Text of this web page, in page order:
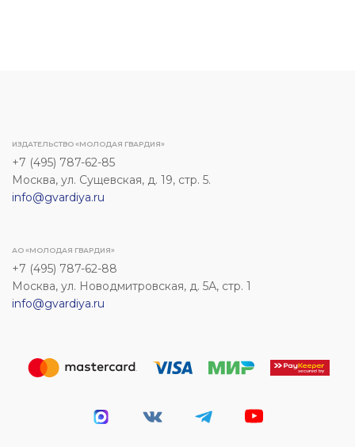
ИЗДАТЕЛЬСТВО «МОЛОДАЯ ГВАРДИЯ»
+7 (495) 787-62-85
Москва, ул. Сущевская, д. 19, стр. 5.
info@gvardiya.ru
АО «МОЛОДАЯ ГВАРДИЯ»
+7 (495) 787-62-88
Москва, ул. Новодмитровская, д. 5А, стр. 1
info@gvardiya.ru